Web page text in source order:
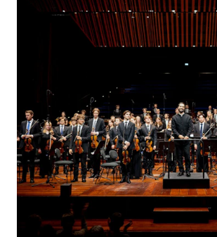
For ansatte og studenter